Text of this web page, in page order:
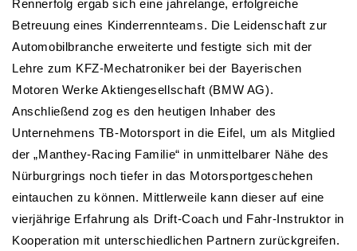
Rennerfolg ergab sich eine jahrelange, erfolgreiche
Betreuung eines Kinderrennteams. Die Leidenschaft zur
Automobilbranche erweiterte und festigte sich mit der
Lehre zum KFZ-Mechatroniker bei der Bayerischen
Motoren Werke Aktiengesellschaft (BMW AG).
Anschließend zog es den heutigen Inhaber des
Unternehmens TB-Motorsport in die Eifel, um als Mitglied
der „Manthey-Racing Familie“ in unmittelbarer Nähe des
Nürburgrings noch tiefer in das Motorsportgeschehen
eintauchen zu können. Mittlerweile kann dieser auf eine
vierjährige Erfahrung als Drift-Coach und Fahr-Instruktor in
Kooperation mit unterschiedlichen Partnern zurückgreifen.